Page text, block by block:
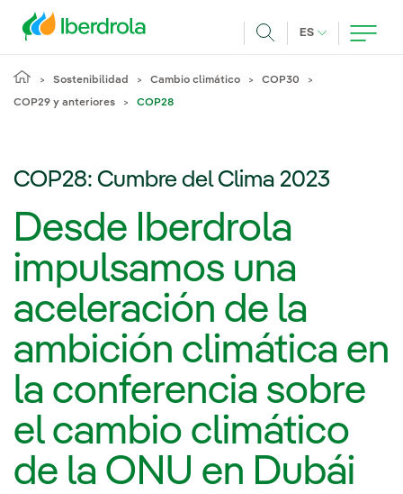
ES IDIOMA
Sostenibilidad Cambio climático COP30
COP29 y anteriores COP28
COP28: Cumbre del Clima 2023
Desde Iberdrola
impulsamos una
aceleración de la
ambición climática en
la conferencia sobre
el cambio climático
de la ONU en Dubái